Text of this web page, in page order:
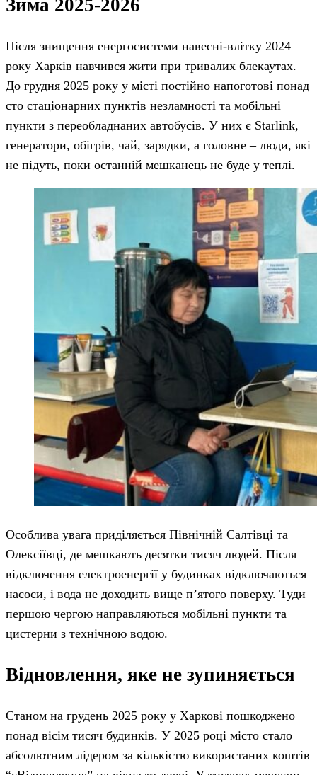
Зима 2025-2026
Після знищення енергосистеми навесні-влітку 2024
року Харків навчився жити при тривалих блекаутах.
До грудня 2025 року у місті постійно напоготові понад
сто стаціонарних пунктів незламності та мобільні
пункти з переобладнаних автобусів. У них є Starlink,
генератори, обігрів, чай, зарядки, а головне – люди, які
не підуть, поки останній мешканець не буде у теплі.
Особлива увага приділяється Північній Салтівці та
Олексіївці, де мешкають десятки тисяч людей. Після
відключення електроенергії у будинках відключаються
насоси, і вода не доходить вище п’ятого поверху. Туди
першою чергою направляються мобільні пункти та
цистерни з технічною водою.
Відновлення, яке не зупиняється
Станом на грудень 2025 року у Харкові пошкоджено
понад вісім тисяч будинків. У 2025 році місто стало
абсолютним лідером за кількістю використаних коштів